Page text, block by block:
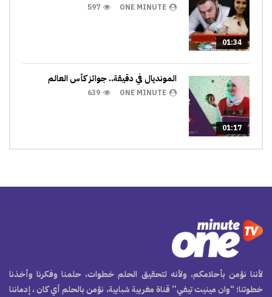
01:34
ONE MINUTE
597
01:17
المونديال في دقيقة.. جوائز كأس العالم
ONE MINUTE
639
لأننا نؤمن بأحلامكم، ولأنه لتحقيق الحلم خطوات، حلمنا وفكرنا وأخذنا
خطوتنا؛ “وان مينيت تيفي” قناة مغربية شبابية، نؤمن بالحلم أي كان ، إدماننا